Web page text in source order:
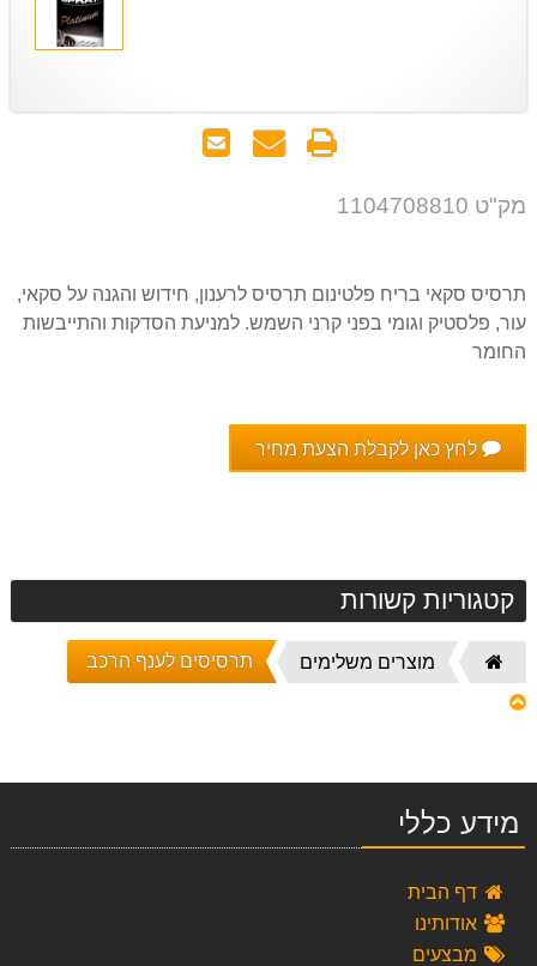
שלח
שאל
מק"ט 1104708810
תרסיס סקאי בריח פלטינום תרסיס לרענון, חידוש והגנה על סקאי,
עור, פלסטיק וגומי בפני קרני השמש. למניעת הסדקות והתייבשות
החומר
לחץ כאן לקבלת הצעת מחיר
קטגוריות קשורות
דף
הבית
מוצרים משלימים תרסיסים לענף הרכב
מידע כללי
דף הבית
אודותינו
מבצעים